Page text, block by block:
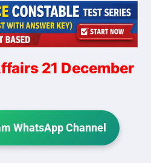
21 December
WhatsApp Channel